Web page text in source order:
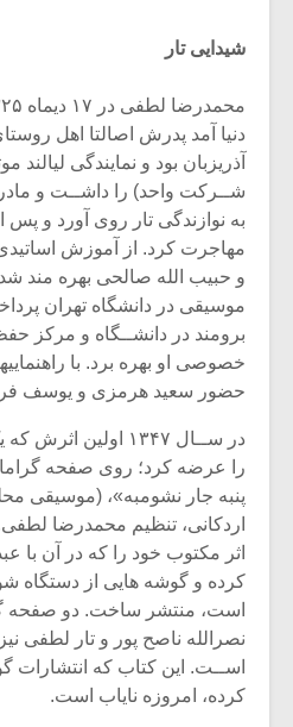
شیدایی تار
دنیا آمد پدرش اصالتا اهل
آذریزبان بود و نمایندگی
شــرکت واحد) را داشــت و
به نوازندگی تار روی آورد و پس
مهاجرت کرد. از آموزش
و حبیب الله صالحی بهره مند
موسیقی در دانشگاه تهران
برومند در دانشــگاه و مرکز
خصوصی او بهره برد. با
حضور سعید هرمزی و یوسف
در ســال ۱۳۴۷
را عرضه کرد؛ روی صفحه
پنبه جار نشومبه»، (موسیقی
اثر مکتوب خود را که در آن با
کرده و گوشه هایی از دستگاه
است، منتشر ساخت. دو صفحه
نصرالله ناصح پور و تار لطفی
اســت. این کتاب که انتشارات
کرده، امروزه نایاب است.